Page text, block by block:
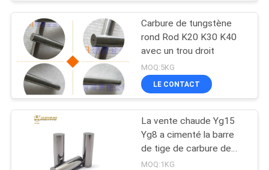
CONTRÔLE
QUALITÉ
CONTACTEZ-
NOUS
NOUVELLES
Carbure de tungstène
rond Rod K20 K30 K40
avec un trou droit
MOQ:5KG
LE CONTACT
La vente chaude Yg15
Yg8 a cimenté la barre
de tige de carbure de
tungstène
MOQ:1KG